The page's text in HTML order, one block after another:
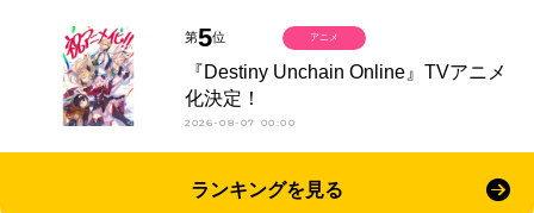
第5位
『Destiny Unchain Online』TVアニメ
化決定！
2026-08-07 00:00
アニメ
ランキングを見る